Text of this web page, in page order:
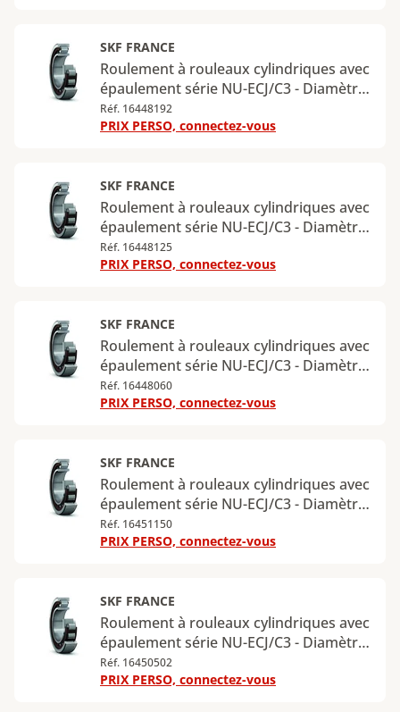
kN
SKF FRANCE
Roulement à rouleaux cylindriques avec
épaulement série NU-ECJ/C3 - Diamètre
intérieur : 75 mm - Diamètre extérieur :
160 mm - Largeur : 37 mm - Charge
kN
Réf. 16448192
PRIX PERSO, connectez-vous
SKF FRANCE
Roulement à rouleaux cylindriques avec
épaulement série NU-ECJ/C3 - Diamètre
intérieur : 80 mm - Diamètre extérieur :
170 mm - Largeur : 39 mm - Charge
kN
Réf. 16448125
PRIX PERSO, connectez-vous
SKF FRANCE
Roulement à rouleaux cylindriques avec
épaulement série NU-ECJ/C3 - Diamètre
intérieur : 85 mm - Diamètre extérieur :
180 mm - Largeur : 41 mm - Charge
kN
Réf. 16448060
PRIX PERSO, connectez-vous
SKF FRANCE
Roulement à rouleaux cylindriques avec
épaulement série NU-ECJ/C3 - Diamètre
intérieur : 90 mm - Diamètre extérieur :
160 mm - Largeur : 30 mm - Charge
kN
Réf. 16451150
PRIX PERSO, connectez-vous
SKF FRANCE
Roulement à rouleaux cylindriques avec
épaulement série NU-ECJ/C3 - Diamètre
intérieur : 90 mm - Diamètre extérieur :
160 mm - Largeur : 40 mm - Charge
Réf. 16450502
PRIX PERSO, connectez-vous